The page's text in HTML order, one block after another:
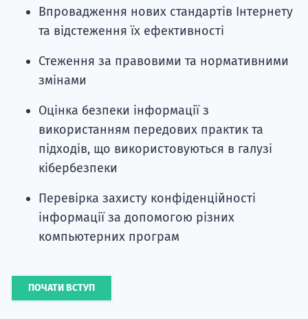
Впровадження нових стандартів Інтернету
та відстеження їх ефективності
Стеження за правовими та нормативними
змінами
Оцінка безпеки інформації з
використанням передових практик та
підходів, що використовуються в галузі
кібербезпеки
Перевірка захисту конфіденційності
інформації за допомогою різних
компьютерних програм
ПОЧАТИ ВСТУП